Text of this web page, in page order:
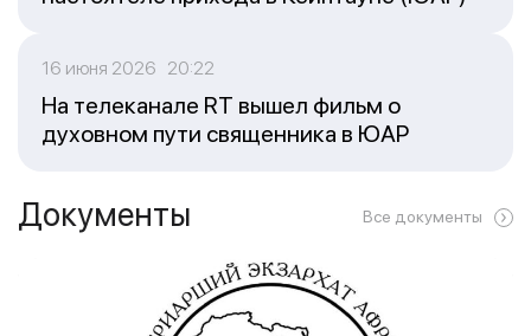
16 июня 2026 20:22
На телеканале RT вышел фильм о
духовном пути священника в ЮАР
Документы Все документы